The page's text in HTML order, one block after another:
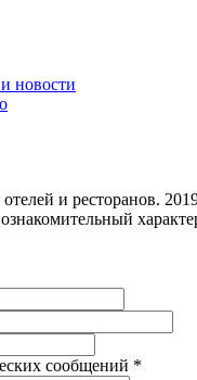
новости
и ресторанов.
сообщений *